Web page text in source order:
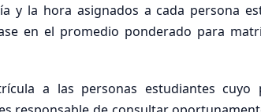
y la hora asignados a cada persona
en el promedio ponderado para
a las personas estudiantes